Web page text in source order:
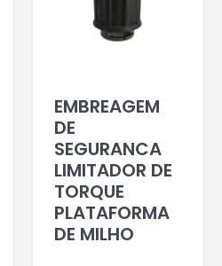
EMBREAGEM
DE
SEGURANCA
LIMITADOR DE
TORQUE
PLATAFORMA
DE MILHO